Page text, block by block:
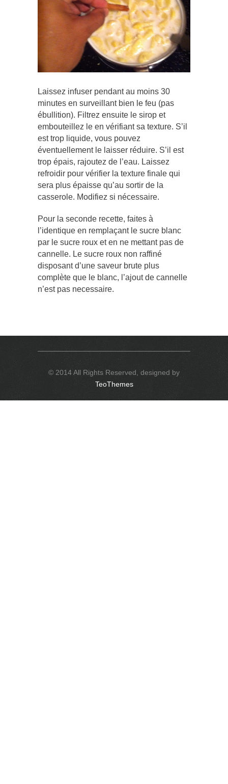
Laissez infuser pendant au moins 30
minutes en surveillant bien le feu (pas
ébullition). Filtrez ensuite le sirop et
embouteillez le en vérifiant sa texture. S’il
est trop liquide, vous pouvez
éventuellement le laisser réduire. S’il est
trop épais, rajoutez de l’eau. Laissez
refroidir pour vérifier la texture finale qui
sera plus épaisse qu’au sortir de la
casserole. Modifiez si nécessaire.
Pour la seconde recette, faites à
l’identique en remplaçant le sucre blanc
par le sucre roux et en ne mettant pas de
cannelle. Le sucre roux non raffiné
disposant d’une saveur brute plus
complète que le blanc, l’ajout de cannelle
n’est pas necessaire.
© 2014 All Rights Reserved, designed by
TeoThemes